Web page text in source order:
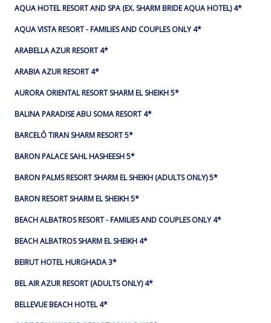
AQUA HOTEL RESORT AND SPA (EX. SHARM BRIDE AQUA HOTEL) 4*
AQUA VISTA RESORT - FAMILIES AND COUPLES ONLY 4*
ARABELLA AZUR RESORT 4*
ARABIA AZUR RESORT 4*
AURORA ORIENTAL RESORT SHARM EL SHEIKH 5*
BALINA PARADISE ABU SOMA RESORT 4*
BARCELÓ TIRAN SHARM RESORT 5*
BARON PALACE SAHL HASHEESH 5*
BARON PALMS RESORT SHARM EL SHEIKH (ADULTS ONLY) 5*
BARON RESORT SHARM EL SHEIKH 5*
BEACH ALBATROS RESORT - FAMILIES AND COUPLES ONLY 4*
BEACH ALBATROS SHARM EL SHEIKH 4*
BEIRUT HOTEL HURGHADA 3*
BEL AIR AZUR RESORT (ADULTS ONLY) 4*
BELLEVUE BEACH HOTEL 4*